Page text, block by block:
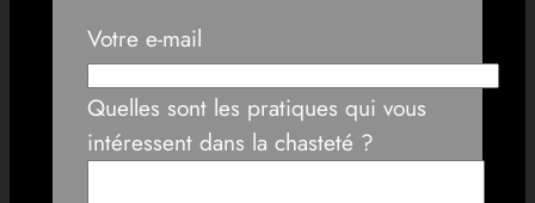
Votre e-mail
Quelles sont les pratiques qui vous
intéressent dans la chasteté ?